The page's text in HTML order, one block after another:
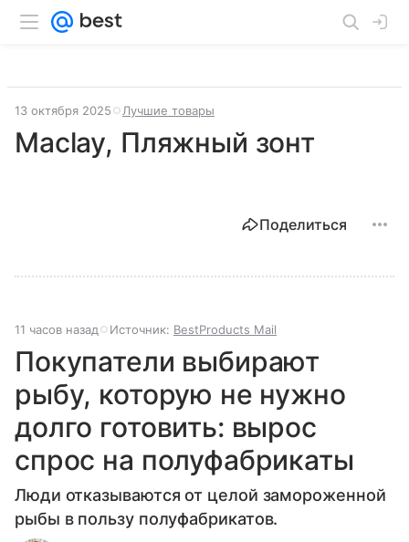
13 октября 2025 Лучшие товары
Maclay, Пляжный зонт
Поделиться
11 часов назад Источник: BestProducts Mail
Покупатели выбирают
рыбу, которую не нужно
долго готовить: вырос
спрос на полуфабрикаты
Люди отказываются от целой замороженной
рыбы в пользу полуфабрикатов.